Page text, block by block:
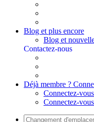
Blog et plus encore
Blog et
Contactez-nous
Déjà membre ?
Connectez-
Connectez-